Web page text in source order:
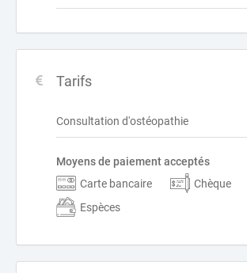
Tarifs
Consultation d'ostéopathie
Moyens de paiement acceptés
Carte bancaire
Chèque
Espèces